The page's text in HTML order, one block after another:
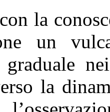
la
un
graduale
la